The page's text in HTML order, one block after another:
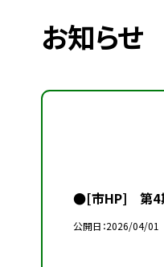
お知らせ
●[市HP] 第4期
公開日 2026/04/01